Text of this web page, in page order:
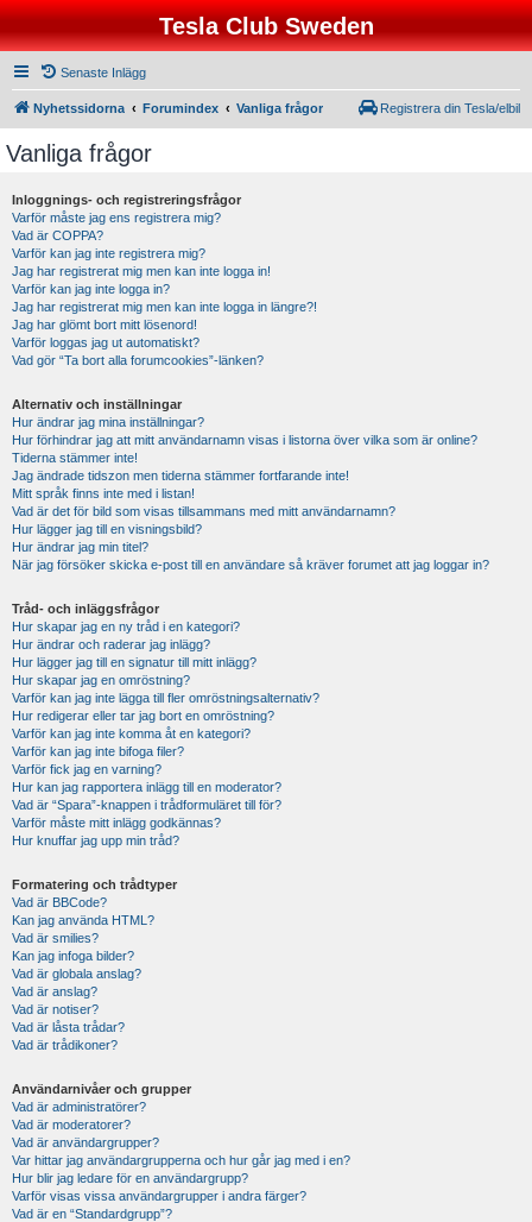
Tesla Club Sweden
Senaste Inlägg
Nyhetssidorna Forumindex Vanliga frågor Registrera din Tesla/elbil
Vanliga frågor
Inloggnings- och registreringsfrågor
Varför måste jag ens registrera mig?
Vad är COPPA?
Varför kan jag inte registrera mig?
Jag har registrerat mig men kan inte logga in!
Varför kan jag inte logga in?
Jag har registrerat mig men kan inte logga in längre?!
Jag har glömt bort mitt lösenord!
Varför loggas jag ut automatiskt?
Vad gör “Ta bort alla forumcookies”-länken?
Alternativ och inställningar
Hur ändrar jag mina inställningar?
Hur förhindrar jag att mitt användarnamn visas i listorna över vilka som är online?
Tiderna stämmer inte!
Jag ändrade tidszon men tiderna stämmer fortfarande inte!
Mitt språk finns inte med i listan!
Vad är det för bild som visas tillsammans med mitt användarnamn?
Hur lägger jag till en visningsbild?
Hur ändrar jag min titel?
När jag försöker skicka e-post till en användare så kräver forumet att jag loggar in?
Tråd- och inläggsfrågor
Hur skapar jag en ny tråd i en kategori?
Hur ändrar och raderar jag inlägg?
Hur lägger jag till en signatur till mitt inlägg?
Hur skapar jag en omröstning?
Varför kan jag inte lägga till fler omröstningsalternativ?
Hur redigerar eller tar jag bort en omröstning?
Varför kan jag inte komma åt en kategori?
Varför kan jag inte bifoga filer?
Varför fick jag en varning?
Hur kan jag rapportera inlägg till en moderator?
Vad är “Spara”-knappen i trådformuläret till för?
Varför måste mitt inlägg godkännas?
Hur knuffar jag upp min tråd?
Formatering och trådtyper
Vad är BBCode?
Kan jag använda HTML?
Vad är smilies?
Kan jag infoga bilder?
Vad är globala anslag?
Vad är anslag?
Vad är notiser?
Vad är låsta trådar?
Vad är trådikoner?
Användarnivåer och grupper
Vad är administratörer?
Vad är moderatorer?
Vad är användargrupper?
Var hittar jag användargrupperna och hur går jag med i en?
Hur blir jag ledare för en användargrupp?
Varför visas vissa användargrupper i andra färger?
Vad är en “Standardgrupp”?